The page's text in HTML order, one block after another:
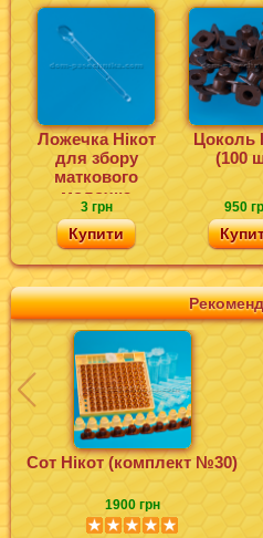
Сот Нікот (комплект №30)
1900 грн
Ложечка Нікот
для збору
маткового
молочка
3 грн
Купити
Цоколь
(100
950